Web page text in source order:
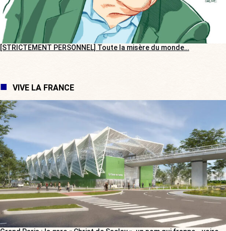
[STRICTEMENT PERSONNEL] Toute la misère du monde…
VIVE LA FRANCE